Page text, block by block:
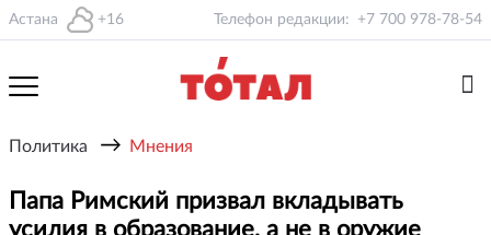
Астана +16 Телефон редакции: +7 700 978-78-54
Политика → Мнения
Папа Римский призвал вкладывать
усилия в образование, а не в оружие